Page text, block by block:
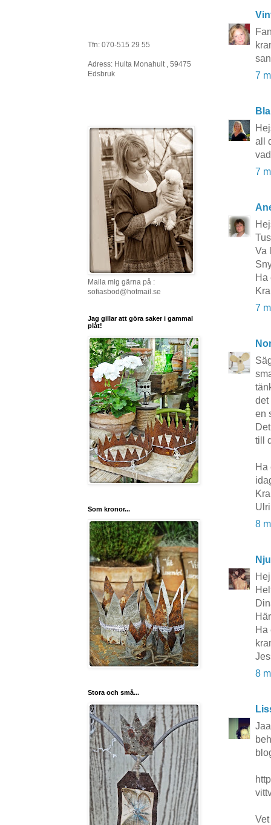
7
all
7
Va
Ha
7
det
en
till
Ha
8
Ha
8
Tfn: 070-515 29 55
Adress: Hulta Monahult , 59475
Edsbruk
Maila mig gärna på :
sofiasbod@hotmail.se
Jag gillar att göra saker i gammal
plåt!
Som kronor...
Stora och små...